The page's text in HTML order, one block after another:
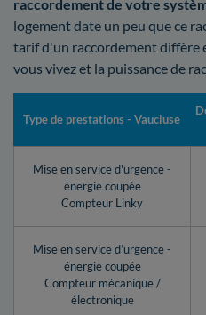
raccordement de votre
logement date un peu que ce
tarif d'un raccordement diffère
vous vivez et la puissance de
Type de prestations - Vaucluse
Mise en service d'urgence -
énergie coupée
Compteur Linky
Mise en service d’urgence -
énergie coupée
Compteur mécanique /
électronique